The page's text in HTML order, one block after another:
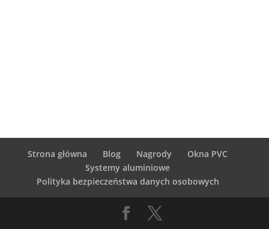
Strona główna Blog Nagrody
Okna PVC
Systemy aluminiowe
Polityka bezpieczeństwa danych osobowych